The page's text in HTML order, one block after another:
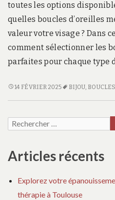
toutes les options
quelles boucles d’oreilles
valeur votre visage ? Dans
comment sélectionner les
parfaites pour chaque type
COMMENT
BOUCLES
D’OREILLES
METTENT
EN
LA
FORME
14 FÉVRIER 2025 BIJOU,
Recherche
Articles récents
Explorez votre
thérapie à Toulouse